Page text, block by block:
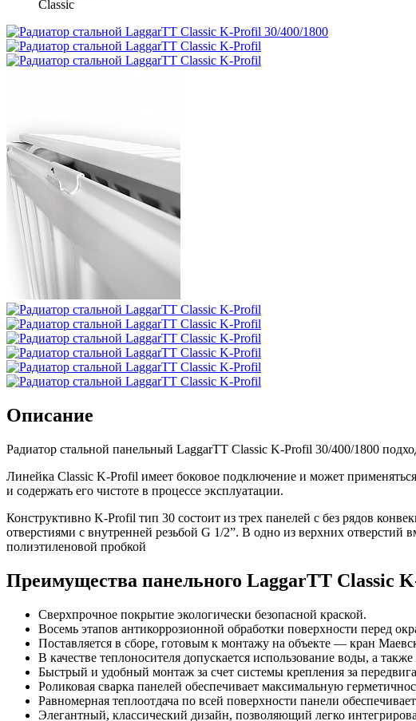
Classic
Описание
Радиатор стальной панельный LaggarTT Classic K-Profil 30/400/1800
Линейка Classic K-Profil имеет боковое подключение и может
и содержать его чистоте в процессе эксплуатации.
Конструктивно K-Profil тип 30 состоит из трех панелей с без рядов
отверстиями с внутренней резьбой G 1/2”. В одно из верхних
полиэтиленовой пробкой
Преимущества панельного LaggarTT Classic
Сверхпрочное покрытие экологически безопасной краской.
Восемь этапов антикоррозионной обработки поверхности перед
Поставляется в сборе, готовым к монтажу на объекте — кран
В качестве теплоносителя допускается использование воды, а
Быстрый и удобный монтаж за счет системы крепления за
Роликовая сварка панелей обеспечивает максимальную
Равномерная теплоотдача по всей поверхности панели
Элегантный, классический дизайн, позволяющий легко